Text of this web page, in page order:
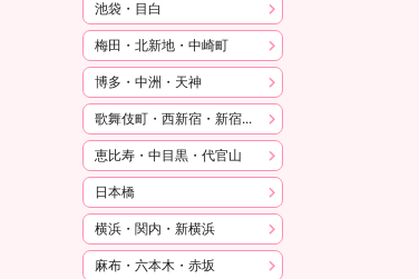
池袋・目白
梅田・北新地・中崎町
博多・中洲・天神
歌舞伎町・西新宿・新宿御苑
恵比寿・中目黒・代官山
日本橋
横浜・関内・新横浜
麻布・六本木・赤坂